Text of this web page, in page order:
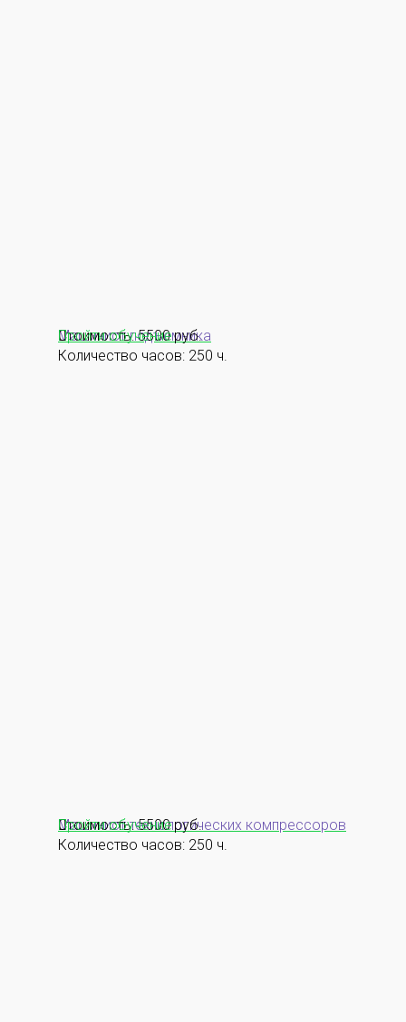
Машинист подъемника
Стоимость: 5500 руб.
Количество часов: 250 ч.
Пройти обучение
Машинист технологических компрессоров
Стоимость: 5500 руб.
Количество часов: 250 ч.
Пройти обучение